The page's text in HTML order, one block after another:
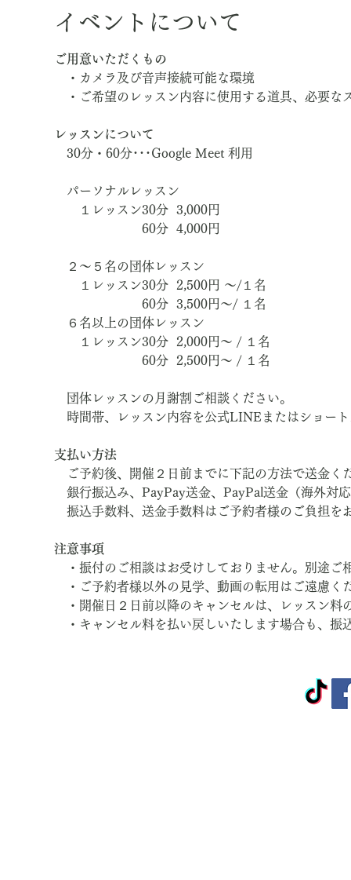
イベントについて
ご用意いただくもの
・カメラ及び音声接続可能な環境
・ご希望のレッスン内容に使用する道具、必要な
レッスンについて
30分・60分･･･Google Meet 利用
パーソナルレッスン
１レッスン30分  3,000円
60分  4,000円
２～５名の団体レッスン
１レッスン30分  2,500円 ～/１名
60分  3,500円～/ １名
６名以上の団体レッスン
１レッスン30分  2,000円～ / １名
60分  2,500円～ / １名
団体レッスンの月謝割ご相談ください。
時間帯、レッスン内容を公式LINEまたはショー
支払い方法
ご予約後、開催２日前までに下記の方法で送金く
銀行振込み、PayPay送金、PayPal送金（海外対
振込手数料、送金手数料はご予約者様のご負担を
注意事項
・振付のご相談はお受けしておりません。別途ご
・ご予約者様以外の見学、動画の転用はご遠慮く
・開催日２日前以降のキャンセルは、レッスン料
・キャンセル料を払い戻しいたします場合も、振